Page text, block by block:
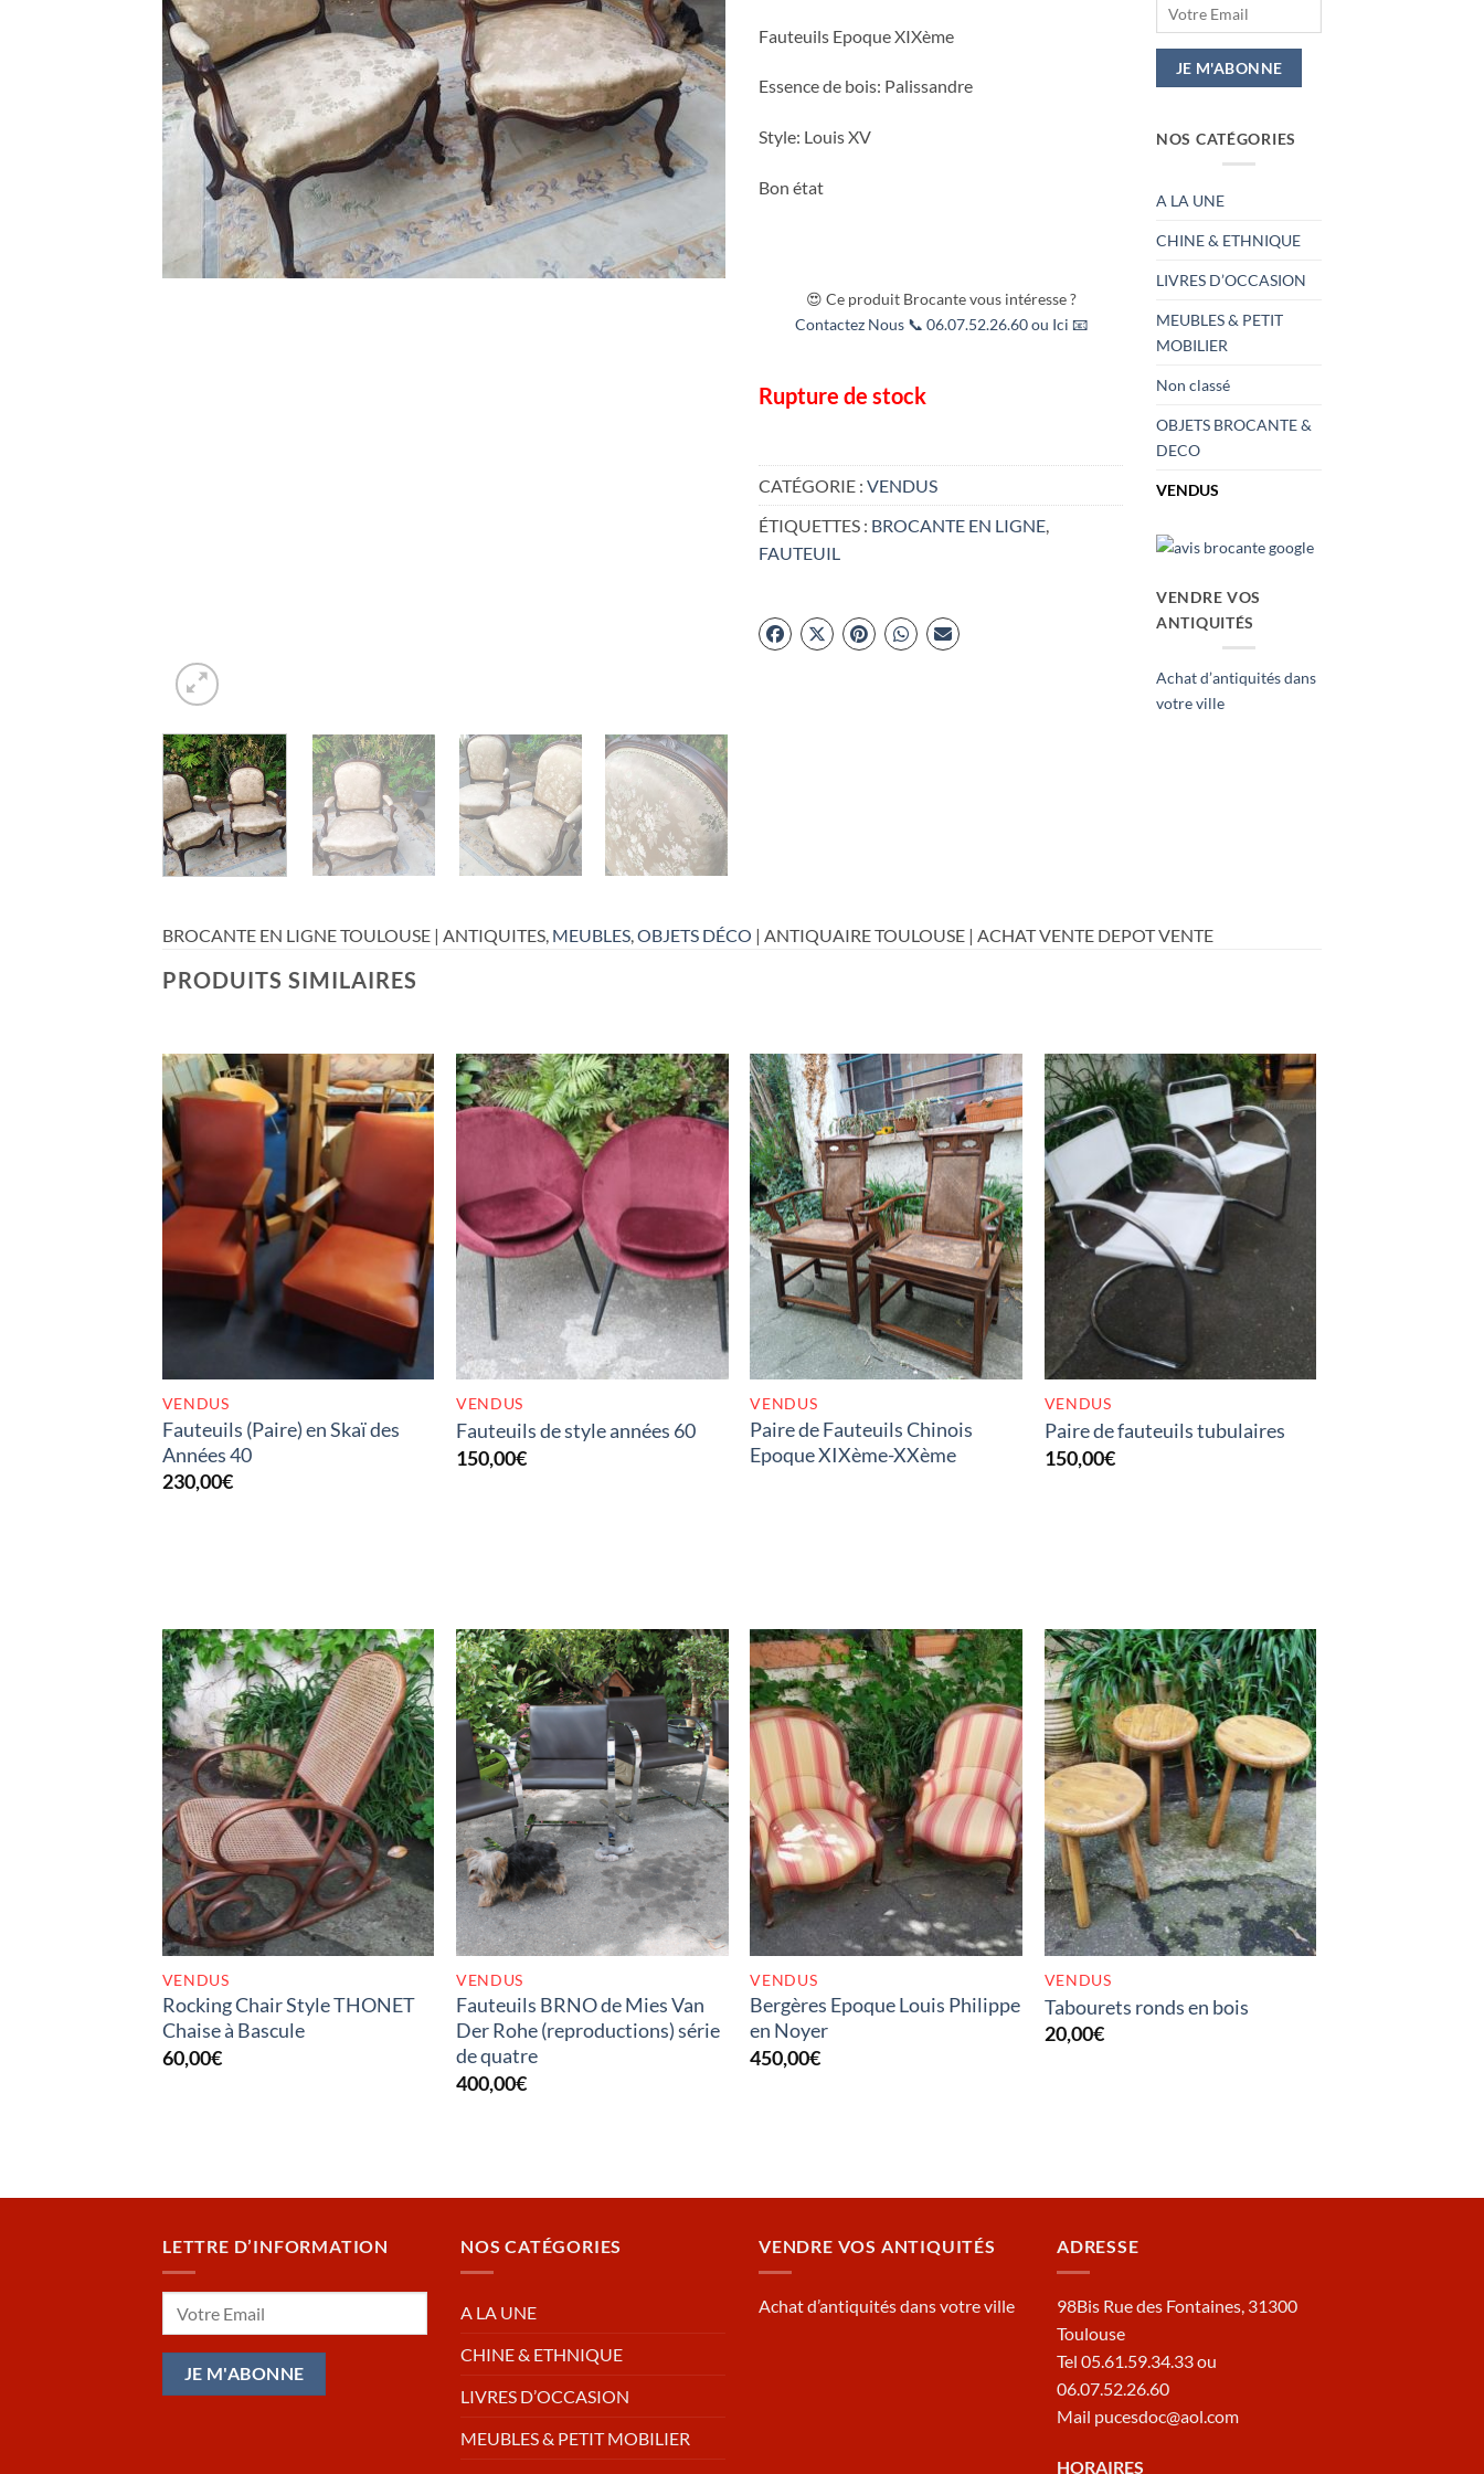
Fauteuils Epoque XIXème
Essence de bois: Palissandre
Style: Louis XV
Bon état
😍 Ce produit Brocante vous intéresse ?
Contactez Nous 📞 06.07.52.26.60 ou Ici 📧
Rupture de stock
CATÉGORIE : VENDUS
ÉTIQUETTES : BROCANTE EN LIGNE
FAUTEUIL
NOS CATÉGORIES
A LA UNE
CHINE & ETHNIQUE
LIVRES D’OCCASION
MEUBLES & PETIT
MOBILIER
Non classé
OBJETS BROCANTE &
DECO
VENDUS
VENDRE VOS
ANTIQUITÉS
Achat d’antiquités dans
votre ville
BROCANTE EN LIGNE TOULOUSE | ANTIQUITES, MEUBLES OBJETS DÉCO | ANTIQUAIRE TOULOUSE | ACHAT VENTE DEPOT VENTE
PRODUITS SIMILAIRES
RUPTURE DE STOCK
VENDUS
Fauteuils (Paire) en Skaï des
Années 40
230,00€
RUPTURE DE STOCK
VENDUS
Fauteuils de style années 60
150,00€
RUPTURE DE STOCK
VENDUS
Paire de Fauteuils Chinois
Epoque XIXème-XXème
RUPTURE DE STOCK
VENDUS
Paire de fauteuils tubulaires
150,00€
RUPTURE DE STOCK
VENDUS
Rocking Chair Style THONET
Chaise à Bascule
60,00€
RUPTURE DE STOCK
VENDUS
Fauteuils BRNO de Mies Van
Der Rohe (reproductions) série
de quatre
400,00€
RUPTURE DE STOCK
VENDUS
Bergères Epoque Louis Philippe
en Noyer
450,00€
RUPTURE DE STOCK
VENDUS
Tabourets ronds en bois
20,00€
LETTRE D’INFORMATION NOS CATÉGORIES
A LA UNE
CHINE & ETHNIQUE
LIVRES D’OCCASION
MEUBLES & PETIT MOBILIER
VENDRE VOS ANTIQUITÉS
Achat d’antiquités dans votre ville
ADRESSE
98Bis Rue des Fontaines, 31300
Toulouse
Tel 05.61.59.34.33 ou
06.07.52.26.60
Mail pucesdoc@aol.com
HORAIRES